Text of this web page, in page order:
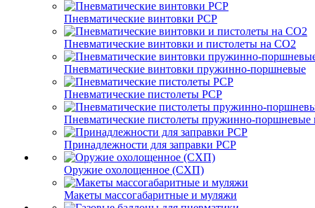
Пневматические винтовки PCP
Пневматические винтовки и пистолеты на CO2
Пневматические винтовки пружинно-поршневые
Пневматические пистолеты PCP
Пневматические пистолеты пружинно-поршневые
Принадлежности для заправки PCP
Оружие охолощенное (СХП)
Макеты массогабаритные и муляжи